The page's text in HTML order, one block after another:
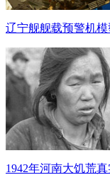
辽宁舰舰载预警机
1942年河南大饥荒